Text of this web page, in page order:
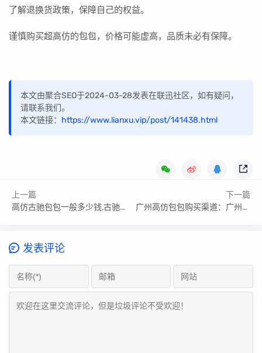
了解退换货政策，保障自己的权益。
谨慎购买超高仿的包包，价格可能虚高，品质未必有保障。
本文由聚合SEO于2024-03-28发表在联迅社区，如有疑问，
请联系我们。
本文链接： https://www.lianxu.vip/post/141438.html
上一篇
高仿古驰包包一般多少钱,古驰高仿包售价一览表
下一篇
广州高仿包包购买渠道：广州高仿包包在哪里买
发表评论